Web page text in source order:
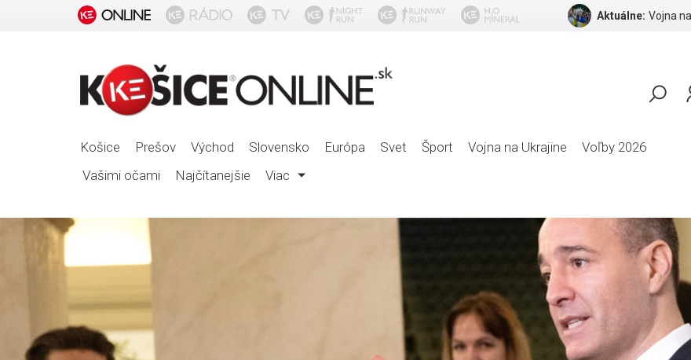
Aktuálne:
Košice Prešov Východ Slovensko Európa Svet Šport Vojna na Ukrajine
Voľby 2026
Vašimi očami
Najčítanejšie Viac